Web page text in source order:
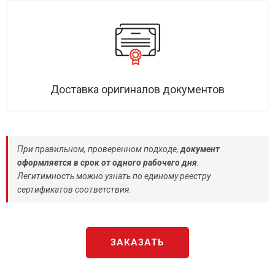
Доставка оригиналов документов
При правильном, проверенном подходе,документ
оформляется в срок от одного рабочего дня
Легитимность можно узнать по единому реестру
сертификатов соответствия.
ЗАКАЗАТЬ